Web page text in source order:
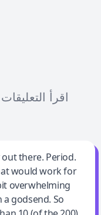
اقرأ
there. Period.
would work for
overwhelming
a godsend. So